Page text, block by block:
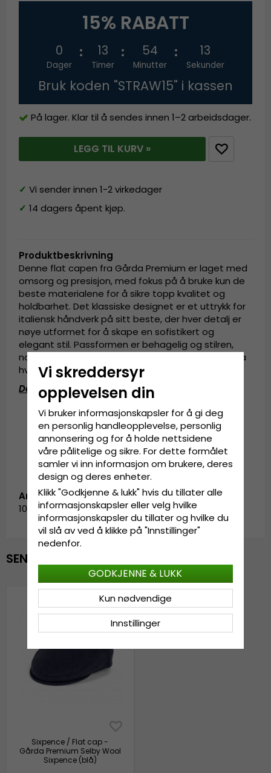
15% RABATT
0
Dager
13
Timer
54
Minutter
13
Sekunder
Bruk koden "STRAW15" i kassen
På lager. Klar til å sendes innen 1–2 arbeidsdager.
LEGG TIL KURV »
✓ Vi sender innen 1-2 virkedager
✓ 14 dagers åpent kjøp.
Produktbeskrivning
Denne flat capen fra Gårda Premium er laget med
omsorg og presisjon, med fokus på å bruke kun de
beste materialene for å sikre topp kvalitet og
holdbarhet. Det klassiske designet er et uttrykk for
italiensk håndverk på sitt beste, der hver detalj er
nøye utformet for å skape en sofistikert og
elegant stil. Passformen er behagelig og stilren,
noe som gjør den perfekt for alle anledninger – fra
hverdagsbruk til mer formelle stunder.
Detaljinformasjon:
Laget i Italia.
4,5 centimeters skjerm.
Sammensetning: 70% ull, 30% polyester.
Artikkel-ID:
101/118.blue
SENEST VISTE
Sixpence / Flat cap -
Gårda Premium Selby Wool
Sixpence (blå)
Vi skreddersyr
opplevelsen din
Vi bruker informasjonskapsler for å gi deg
en personlig handleopplevelse, personlig
annonsering og for å holde nettsidene
våre pålitelige og sikre. For dette formålet
samler vi inn informasjon om brukere, deres
design og deres enheter.
Klikk "Godkjenne & lukk" hvis du tillater alle
informasjonskapsler eller velg hvilke
informasjonskapsler du tillater og hvilke du
vil slå av ved å klikke på "Innstillinger"
nedenfor.
Innstillinger
Kun nødvendige
GODKJENNE & LUKK